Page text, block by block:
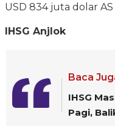
USD 834 juta dolar
IHSG Anjlok
Baca
IHSG
Pagi,